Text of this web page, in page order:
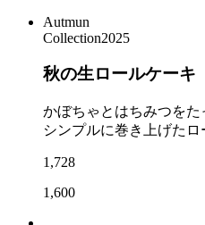
Autmun
Collection2025
秋の生ロールケーキ
かぼちゃとはちみつを
シンプルに巻き上げたロ
1,728
1,600